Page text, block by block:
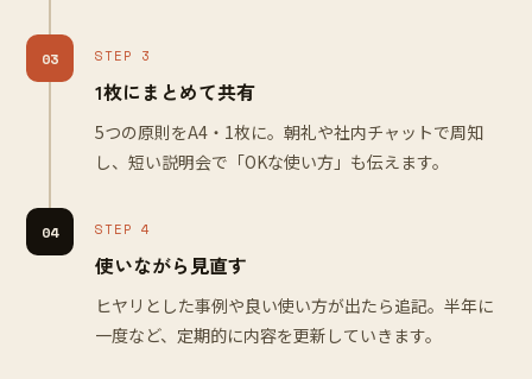
03 STEP 3
1枚にまとめて共有
5つの原則をA4・1枚に。朝礼や社内チャットで周知
し、短い説明会で「OKな使い方」も伝えます。
04 STEP 4
使いながら見直す
ヒヤリとした事例や良い使い方が出たら追記。半年に
一度など、定期的に内容を更新していきます。